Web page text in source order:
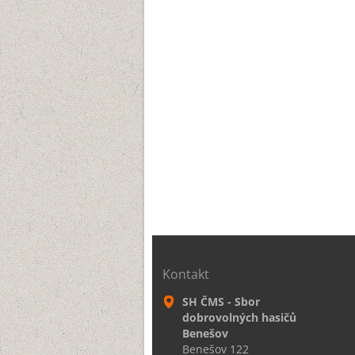
Kontakt
SH ČMS - Sbor
dobrovolných hasičů
Benešov
Benešov 122